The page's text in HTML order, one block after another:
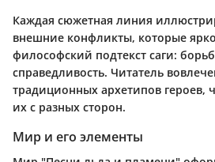
Каждая сюжетная линия
внешние конфликты, которые
философский подтекст саги:
справедливость. Читатель
традиционных архетипов героев,
их с разных сторон.
Мир и его элементы